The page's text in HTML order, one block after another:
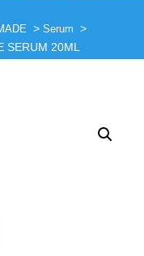
> Serum >
SERUM 20ML